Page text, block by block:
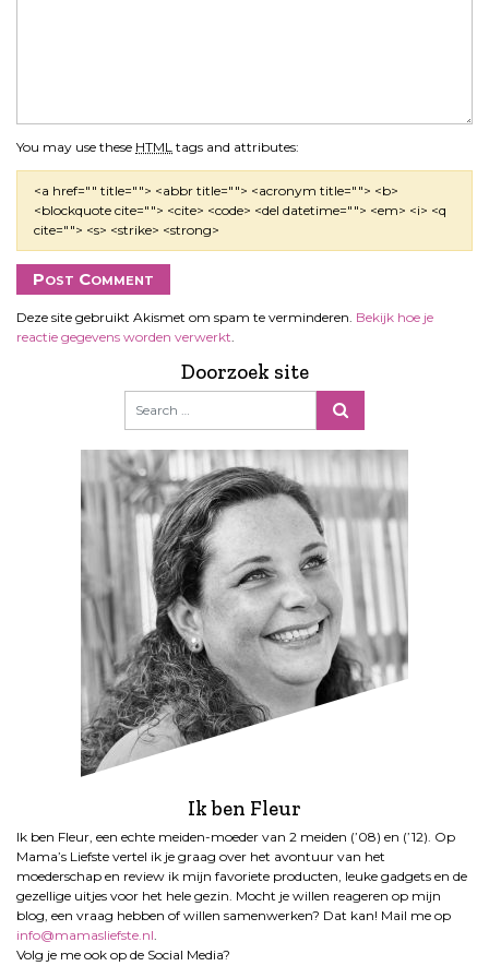
You may use these HTML tags and attributes:
<a href="" title=""> <abbr title=""> <acronym title=""> <b>
<blockquote cite=""> <cite> <code> <del datetime=""> <em> <i> <q
cite=""> <s> <strike> <strong>
Deze site gebruikt Akismet om spam te verminderen. Bekijk hoe je
reactie gegevens worden verwerkt
Doorzoek site
Ik ben Fleur
Ik ben Fleur, een echte meiden-moeder van 2 meiden (’08) en (’12). Op
Mama’s Liefste vertel ik je graag over het avontuur van het
moederschap en review ik mijn favoriete producten, leuke gadgets en de
gezellige uitjes voor het hele gezin. Mocht je willen reageren op mijn
blog, een vraag hebben of willen samenwerken? Dat kan! Mail me op
info@mamasliefste.nl
Volg je me ook op de Social Media?